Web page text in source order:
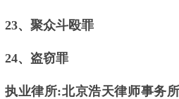
23、聚众斗殴罪
24、盗窃罪
执业律所:北京浩天律师事务